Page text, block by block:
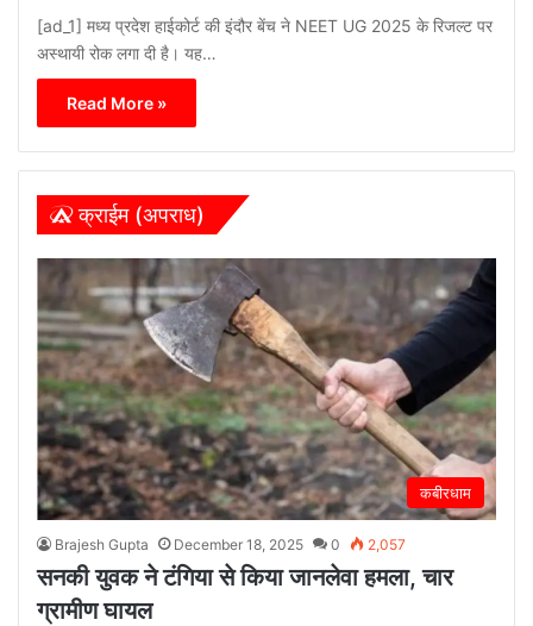
[ad_1] मध्य प्रदेश हाईकोर्ट की इंदौर बेंच ने NEET UG 2025 के रिजल्ट पर
अस्थायी रोक लगा दी है। यह…
Read More »
क्राईम (अपराध)
कबीरधाम
Brajesh Gupta December 18, 2025 0 2,057
सनकी युवक ने टंगिया से किया जानलेवा हमला, चार
ग्रामीण घायल